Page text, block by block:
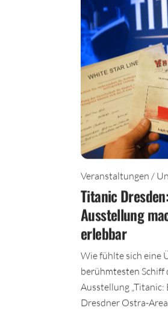
Veranstaltungen /
Titanic
Ausstellung
erlebbar
Wie fühlte sich eine
berühmtesten Schiff
Ausstellung „Titanic:
Dresdner Ostra-